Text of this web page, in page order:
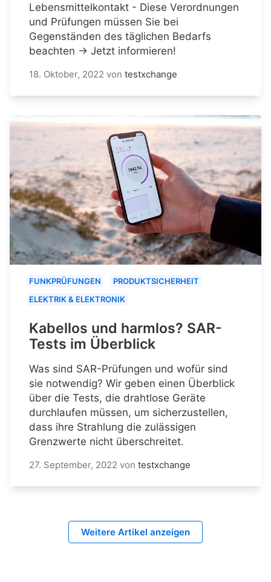
Lebensmittelkontakt - Diese Verordnungen
und Prüfungen müssen Sie bei
Gegenständen des täglichen Bedarfs
beachten → Jetzt informieren!
18. Oktober, 2022 von testxchange
FUNKPRÜFUNGEN
PRODUKTSICHERHEIT
ELEKTRIK & ELEKTRONIK
Kabellos und harmlos? SAR-
Tests im Überblick
Was sind SAR-Prüfungen und wofür sind
sie notwendig? Wir geben einen Überblick
über die Tests, die drahtlose Geräte
durchlaufen müssen, um sicherzustellen,
dass ihre Strahlung die zulässigen
Grenzwerte nicht überschreitet.
27. September, 2022 von testxchange
Weitere Artikel anzeigen